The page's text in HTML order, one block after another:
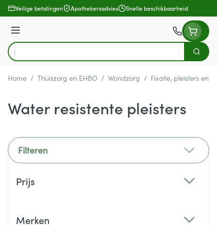
Ga naar de inhoud
Veilige betalingen Apothekersadvies Snelle beschikbaarheid
Menu
Product, merk, categorie...
Zoek
Home / Thuiszorg en EHBO / Wondzorg / Fixatie, pleisters en
Water resistente pleisters
Filteren
Prijs
Merken